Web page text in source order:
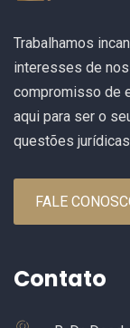
Trabalhamos
interesses de
compromisso de
aqui para ser o
questões
FALE
Contato